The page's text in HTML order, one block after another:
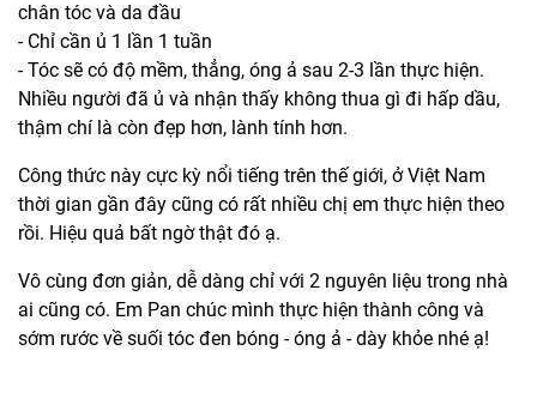
chân tóc và da đầu
- Chỉ cần ủ 1 lần 1 tuần
- Tóc sẽ có độ mềm, thẳng, óng ả sau 2-3 lần thực hiện.
Nhiều người đã ủ và nhận thấy không thua gì đi hấp dầu,
thậm chí là còn đẹp hơn, lành tính hơn.
Công thức này cực kỳ nổi tiếng trên thế giới, ở Việt Nam
thời gian gần đây cũng có rất nhiều chị em thực hiện theo
rồi. Hiệu quả bất ngờ thật đó ạ.
Vô cùng đơn giản, dễ dàng chỉ với 2 nguyên liệu trong nhà
ai cũng có. Em Pan chúc mình thực hiện thành công và
sớm rước về suối tóc đen bóng - óng ả - dày khỏe nhé ạ!